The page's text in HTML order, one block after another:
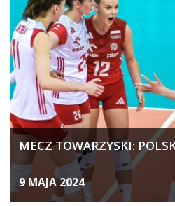
MECZ TOWARZYSKI:
9 MAJA 2024